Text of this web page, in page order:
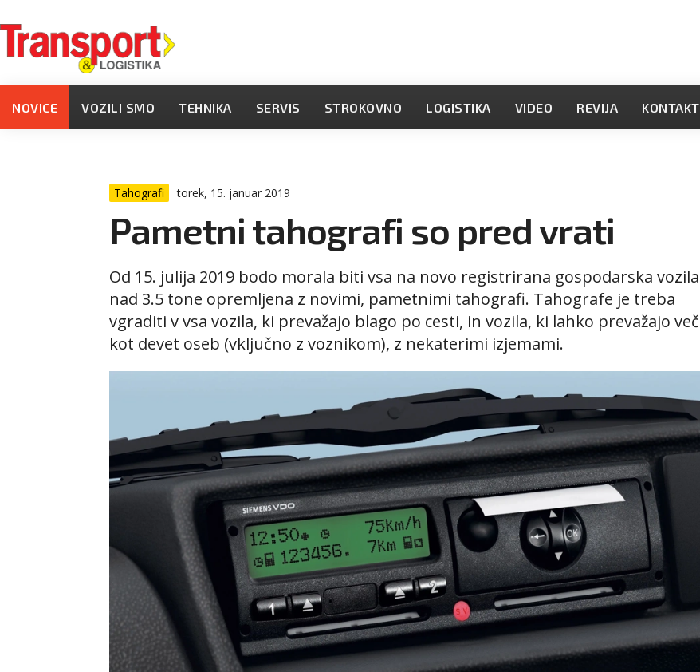
NOVICE VOZILI SMO TEHNIKA SERVIS STROKOVNO LOGISTIKA VIDEO REVIJA KONTAKT
Tahografi torek, 15. januar 2019
Pametni tahografi so pred vrati
Od 15. julija 2019 bodo morala biti vsa na novo registrirana gospodarska vozila
nad 3.5 tone opremljena z novimi, pametnimi tahografi. Tahografe je treba
vgraditi v vsa vozila, ki prevažajo blago po cesti, in vozila, ki lahko prevažajo več
kot devet oseb (vključno z voznikom), z nekaterimi izjemami.